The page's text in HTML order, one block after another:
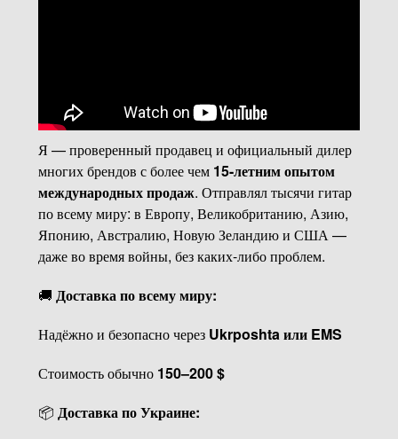
Я — проверенный продавец и официальный дилер
многих брендов с более чем 15-летним опытом
международных продаж. Отправлял тысячи гитар
по всему миру: в Европу, Великобританию, Азию,
Японию, Австралию, Новую Зеландию и США —
даже во время войны, без каких-либо проблем.
🚚 Доставка по всему миру:
Надёжно и безопасно через Ukrposhta или EMS
Стоимость обычно 150–200 $
📦 Доставка по Украине: